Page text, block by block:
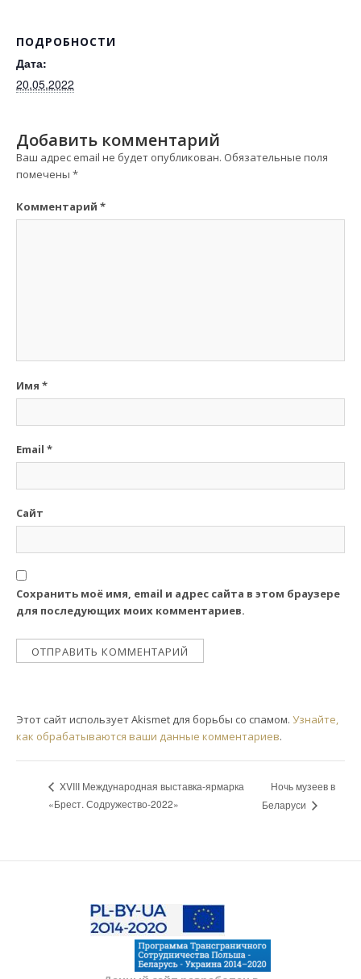
ПОДРОБНОСТИ
Дата:
20.05.2022
Добавить комментарий
Ваш адрес email не будет опубликован. Обязательные поля
помечены *
Комментарий *
Имя *
Email *
Сайт
Сохранить моё имя, email и адрес сайта в этом браузере
для последующих моих комментариев.
Этот сайт использует Akismet для борьбы со спамом. Узнайте,
как обрабатываются ваши данные комментариев.
XVIII Международная выставка-ярмарка
«Брест. Содружество-2022»
Ночь музеев в
Беларуси